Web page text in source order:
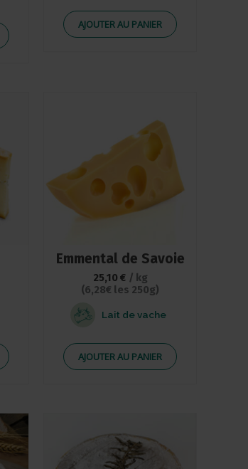
AJOUTER AU PANIER
Emmental de Savoie
25,10 € / kg
(6,28€ les 250g)
Lait de vache
AJOUTER AU PANIER